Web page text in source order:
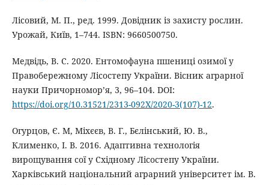
Лісовий, М. П., ред. 1999. Довідник із захисту рослин.
Урожай, Київ, 1–744. ISBN: 9660500750.
Медвідь, В. С. 2020. Ентомофауна пшениці озимої у
Правобережному Лісостепу України. Вісник аграрної
науки Причорномор’я, 3, 96–104. DOI:
https://doi.org/10.31521/2313-092X/2020-3(107)-12.
Огурцов, Є. М, Міхєєв, В. Г., Бєлінський, Ю. В.,
Клименко, І. В. 2016. Адаптивна технологія
вирощування сої у Східному Лісостепу України.
Харківський національний аграрний університет ім. В.